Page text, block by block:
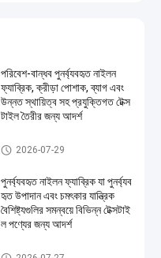
পরিবেশ-বান্ধব পুনর্ব্যবহৃত নাইলন
ফ্যাব্রিক, ক্রীড়া পোশাক, ব্যাগ এবং
উন্নত স্থায়িত্ব সহ প্রযুক্তিগত টেক্স
টাইল তৈরীর জন্য আদর্শ
পুনর্ব্যবহৃত নাইলন ফ্যাব্রিক
2026-07-29
পুনর্ব্যবহৃত নাইলন ফ্যাব্রিক যা পুনর্ব্যব
হৃত উপাদান এবং চমৎকার যান্ত্রিক
বৈশিষ্ট্যগুলির সমন্বয়ে বিভিন্ন টেক্সটাই
ল পণ্যের জন্য আদর্শ
পুনর্ব্যবহৃত নাইলন ফ্যাব্রিক